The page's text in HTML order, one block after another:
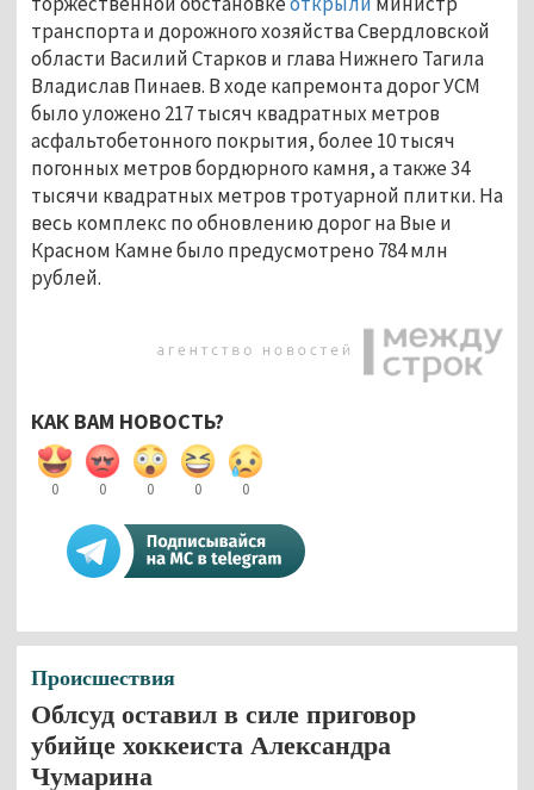
транспорта и дорожного хозяйства Свердловской
области Василий Старков и глава Нижнего Тагила
Владислав Пинаев. В ходе капремонта дорог УСМ
было уложено 217 тысяч квадратных метров
асфальтобетонного покрытия, более 10 тысяч
погонных метров бордюрного камня, а также 34
тысячи квадратных метров тротуарной плитки. На
весь комплекс по обновлению дорог на Вые и
Красном Камне было предусмотрено 784 млн
рублей.
КАК ВАМ НОВОСТЬ?
0 0 0 0 0
Происшествия
Облсуд оставил в силе приговор
убийце хоккеиста Александра
Чумарина